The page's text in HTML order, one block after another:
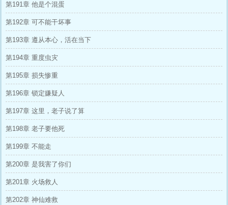
第191章 他是个混蛋
第192章 可不能干坏事
第193章 遵从本心，活在当下
第194章 重度虫灾
第195章 损失惨重
第196章 锁定嫌疑人
第197章 这里，老子说了算
第198章 老子要他死
第199章 不能走
第200章 是我害了你们
第201章 火场救人
第202章 神仙难救